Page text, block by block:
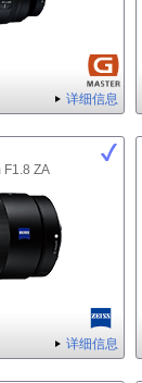
详细信息
F1.8 ZA
详细信息